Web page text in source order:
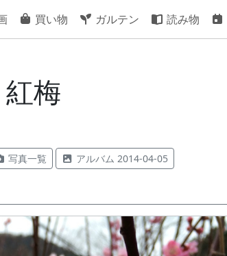
買い物 ガルテン 読み物
梅
写真一覧 アルバム 2014-04-05